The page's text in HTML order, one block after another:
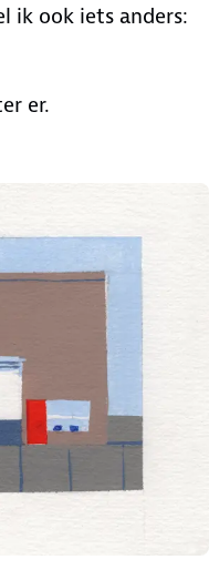
ik ook iets anders:
er.